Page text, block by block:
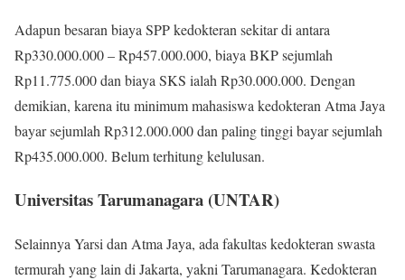
Adapun besaran biaya SPP kedokteran sekitar di antara
Rp330.000.000 – Rp457.000.000, biaya BKP sejumlah
Rp11.775.000 dan biaya SKS ialah Rp30.000.000. Dengan
demikian, karena itu minimum mahasiswa kedokteran Atma Jaya
bayar sejumlah Rp312.000.000 dan paling tinggi bayar sejumlah
Rp435.000.000. Belum terhitung kelulusan.
Universitas Tarumanagara (UNTAR)
Selainnya Yarsi dan Atma Jaya, ada fakultas kedokteran swasta
termurah yang lain di Jakarta, yakni Tarumanagara. Kedokteran